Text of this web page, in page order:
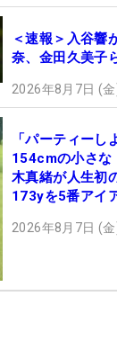
＜速報＞入谷
奈、金田久美子
2026年8月7日 (
「パーティーし
154cmの小さな
木真緒が人生初
173yを5番アイ
2026年8月7日 (